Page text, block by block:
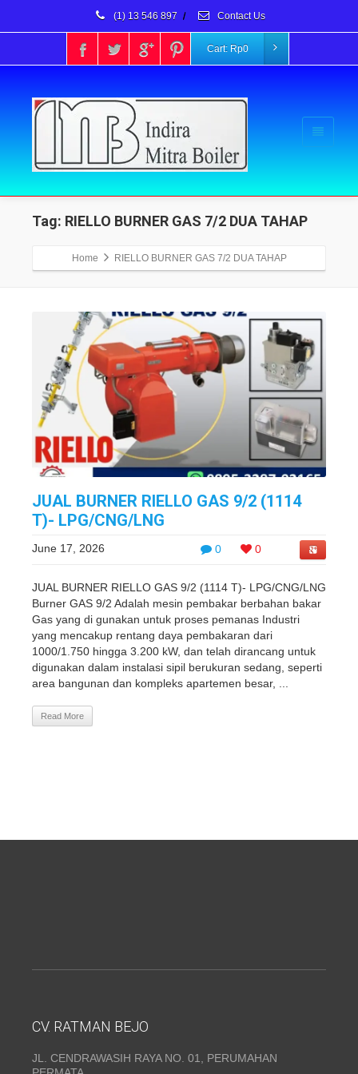
(1) 13 546 897 / Contact Us
Cart: Rp0
Tag: RIELLO BURNER GAS 7/2 DUA TAHAP
Home RIELLO BURNER GAS 7/2 DUA TAHAP
JUAL BURNER RIELLO GAS 9/2 (1114
T)- LPG/CNG/LNG
0 0
June 17, 2026
JUAL BURNER RIELLO GAS 9/2 (1114 T)- LPG/CNG/LNG
Burner GAS 9/2 Adalah mesin pembakar berbahan bakar
Gas yang di gunakan untuk proses pemanas Industri
yang mencakup rentang daya pembakaran dari
1000/1.750 hingga 3.200 kW, dan telah dirancang untuk
digunakan dalam instalasi sipil berukuran sedang, seperti
area bangunan dan kompleks apartemen besar, ...
Read More
CV. RATMAN BEJO
JL. CENDRAWASIH RAYA NO. 01, PERUMAHAN